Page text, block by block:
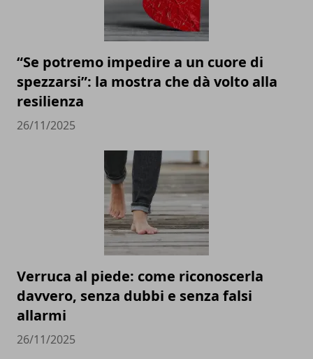
“Se potremo impedire a un cuore di
spezzarsi”: la mostra che dà volto alla
resilienza
26/11/2025
Verruca al piede: come riconoscerla
davvero, senza dubbi e senza falsi
allarmi
26/11/2025